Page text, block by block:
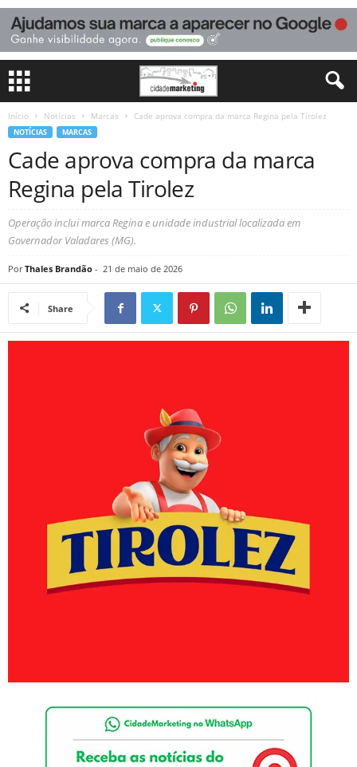
Início Notícias Marcas Cade aprova compra da marca Regina pela Tirolez
NOTÍCIAS MARCAS
Cade aprova compra da marca
Regina pela Tirolez
Operação inclui marca Regina e unidade industrial localizada em
Governador Valadares (MG).
Por Thales Brandão - 21 de maio de 2026
Share